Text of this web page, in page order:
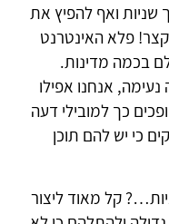
שניות ואף להפיץ את
קצר! פלא האינטרנט
בכמה מדינות.
אנחנו אפילו
כך למובילי דעה
כי יש להם תוכן
קל מאוד ליצור